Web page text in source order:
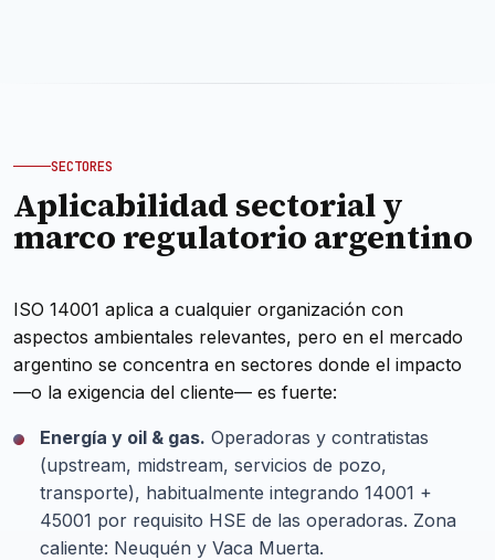
SECTORES
Aplicabilidad sectorial y
marco regulatorio argentino
ISO 14001 aplica a cualquier organización con
aspectos ambientales relevantes, pero en el mercado
argentino se concentra en sectores donde el impacto
—o la exigencia del cliente— es fuerte:
Energía y oil & gas. Operadoras y contratistas
(upstream, midstream, servicios de pozo,
transporte), habitualmente integrando 14001 +
45001 por requisito HSE de las operadoras. Zona
caliente: Neuquén y Vaca Muerta.